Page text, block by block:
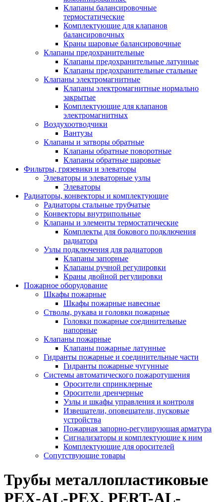
Клапаны балансировочные
термостатические
Комплектующие для клапанов
балансировочных
Краны шаровые балансировочные
Клапаны предохранительные
Клапаны предохранительные латунные
Клапаны предохранительные стальные
Клапаны электромагнитные
Клапаны электромагнитные нормально
закрытые
Комплектующие для клапанов
электромагнитных
Воздухоотводчики
Вантузы
Клапаны и затворы обратные
Клапаны обратные поворотные
Клапаны обратные шаровые
Фильтры, грязевики и элеваторы
Элеваторы и элеваторные узлы
Элеваторы
Радиаторы, конвекторы и комплектующие
Радиаторы стальные трубчатые
Конвекторы внутрипольные
Клапаны и элементы термостатические
Комплекты для бокового подключения
радиатора
Узлы подключения для радиаторов
Клапаны запорные
Клапаны ручной регулировки
Краны двойной регулировки
Пожарное оборудование
Шкафы пожарные
Шкафы пожарные навесные
Стволы, рукава и головки пожарные
Головки пожарные соединительные
напорные
Клапаны пожарные
Клапаны пожарные латунные
Гидранты пожарные и соединительные части
Гидранты пожарные чугунные
Системы автоматического пожаротушения
Оросители спринклерные
Оросители дренчерные
Узлы и шкафы управления и контроля
Извещатели, оповещатели, пусковые
устройства
Пожарная запорно-регулирующая арматура
Сигнализаторы и комплектующие к ним
Комплектующие для оросителей
Сопутствующие товары
Трубы металлопластиковые
PEX-AL-PEX, PERT-AL-